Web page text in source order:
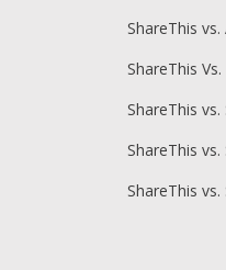
ShareThis
ShareThis
ShareThis
ShareThis vs.
ShareThis vs.